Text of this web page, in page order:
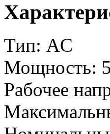
Тип: AC
Мощность:
Рабочее